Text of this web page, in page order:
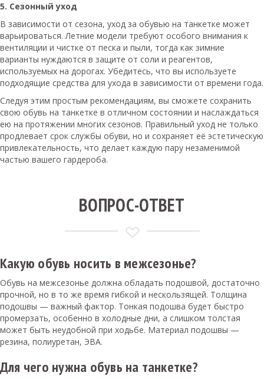
5. Сезонный уход
В зависимости от сезона, уход за обувью на танкетке может
варьироваться. Летние модели требуют особого внимания к
вентиляции и чистке от песка и пыли, тогда как зимние
варианты нуждаются в защите от соли и реагентов,
используемых на дорогах. Убедитесь, что вы используете
подходящие средства для ухода в зависимости от времени года.
Следуя этим простым рекомендациям, вы сможете сохранить
свою обувь на танкетке в отличном состоянии и наслаждаться
ею на протяжении многих сезонов. Правильный уход не только
продлевает срок службы обуви, но и сохраняет её эстетическую
привлекательность, что делает каждую пару незаменимой
частью вашего гардероба.
ВОПРОС-ОТВЕТ
Какую обувь носить в межсезонье?
Обувь на межсезонье должна обладать подошвой, достаточно
прочной, но в то же время гибкой и нескользящей. Толщина
подошвы — важный фактор. Тонкая подошва будет быстро
промерзать, особенно в холодные дни, а слишком толстая
может быть неудобной при ходьбе. Материал подошвы —
резина, полиуретан, ЭВА.
Для чего нужна обувь на танкетке?